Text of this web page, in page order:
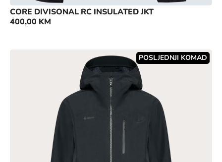
CORE DIVISONAL RC INSULATED JKT
400,00 KM
POSLJEDNJI KOMAD